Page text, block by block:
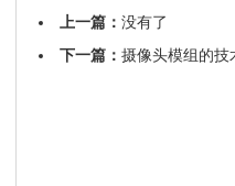
上一篇： 没有了
下一篇： 摄像头模组的技